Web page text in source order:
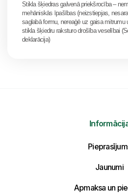
Stikla šķiedras galvenā priekšrocība –
mehāniskās īpašības (neizstiepjas,
saglabā formu, nereaģē uz gaisa
stikla šķiedru raksturo drošība veselībai
deklarācija)
Nosūtīt mums
tuvākajā laikā!
Jaunumi
Apmaksa un